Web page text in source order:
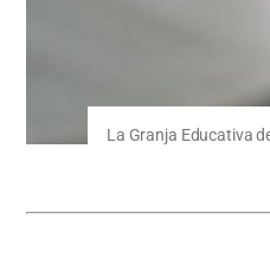
La Granja Educativa